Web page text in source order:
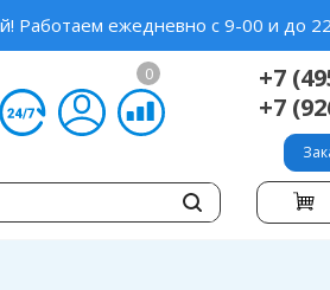
Работаем ежедневно с 9-00 и до
0
+7
+7